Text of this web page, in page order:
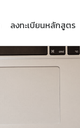
ลงทะเบียนหลักสูตร